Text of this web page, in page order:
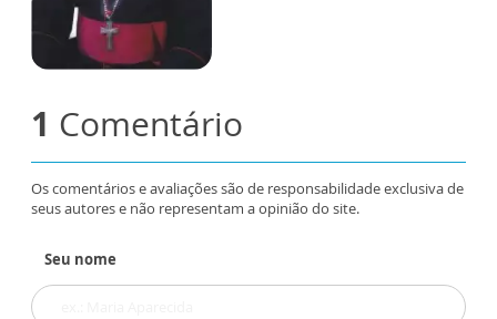
1 Comentário
Os comentários e avaliações são de responsabilidade exclusiva de
seus autores e não representam a opinião do site.
Seu nome